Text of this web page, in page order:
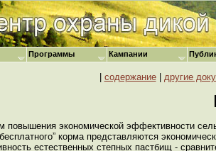
содержание| другие
повышения экономической эффективности
корма представляются
естественных степных пастбищ -
Программы Кампании